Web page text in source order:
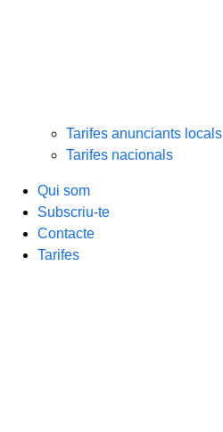
Tarifes anunciants locals
Tarifes nacionals
Qui som
Subscriu-te
Contacte
Tarifes